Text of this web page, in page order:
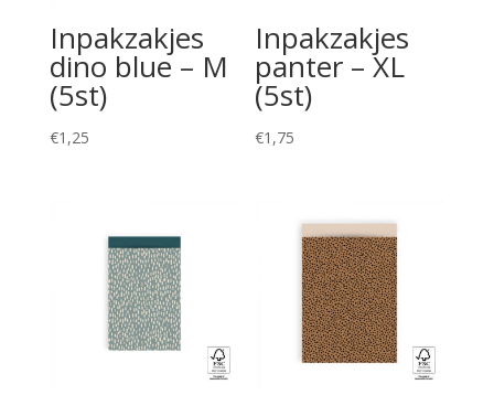
Inpakzakjes
dino blue – M
(5st)
€1,25
Inpakzakjes
panter – XL
(5st)
€1,75